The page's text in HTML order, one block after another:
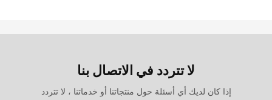
لا تتردد في الاتصال بنا
إذا كان لديك أي أسئلة حول منتجاتنا أو خدماتنا ، لا تتردد